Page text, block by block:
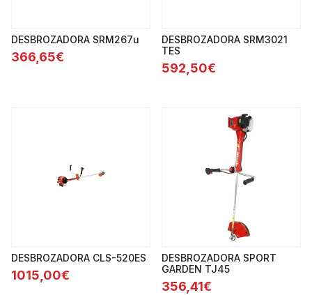
DESBROZADORA SRM267u
366,65€
DESBROZADORA SRM3021
TES
592,50€
DESBROZADORA CLS-520ES
1015,00€
DESBROZADORA SPORT
GARDEN TJ45
356,41€